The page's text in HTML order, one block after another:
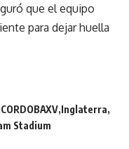
que el equipo
para dejar huella
CORDOBAXV Inglaterra
Stadium